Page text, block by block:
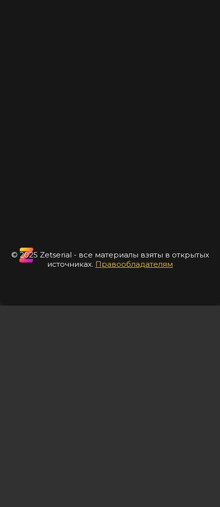
© 2025 Zetserial - все материалы взяты в открытых
источниках. Правообладателям